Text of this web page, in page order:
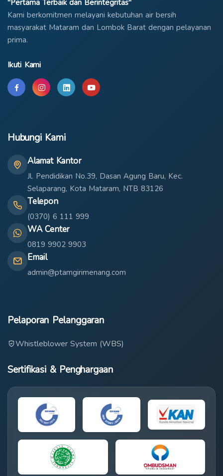
"Pertama Terbaik dan Berintegritas"
Kami berkomitmen melayani kebutuhan air bersih
masyarakat Mataram dan Lombok Barat dengan pelayanan
prima.
Ikuti Kami
Hubungi Kami
Alamat Kantor
Jl. Pendidikan No.39, Dasan Agung Baru, Kec.
Selaparang, Kota Mataram, NTB 83126
Telepon
(0370) 6 111 999
WA Center
0819 9902 9903
Email
admin@ptamgirimenang.com
Pelaporan Pelanggaran
Whistleblower System (WBS)
Sertifikasi & Penghargaan